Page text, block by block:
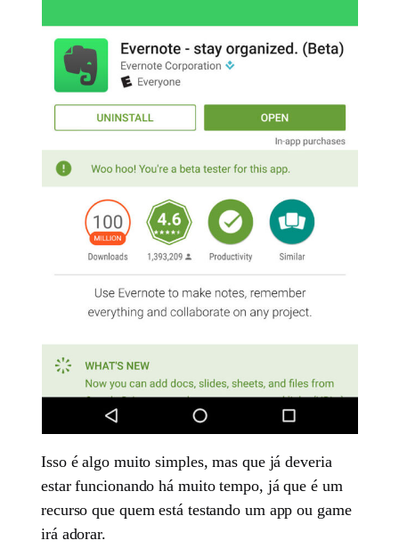
Isso é algo muito simples, mas que já deveria
estar funcionando há muito tempo, já que é um
recurso que quem está testando um app ou game
irá adorar.